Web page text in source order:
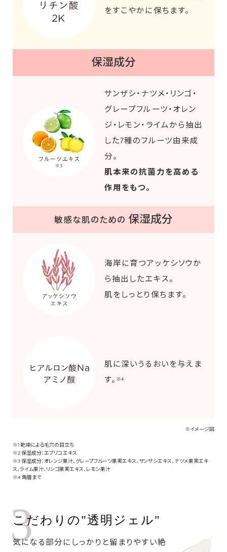
をすこやかに保ちます。
保湿成分
サンザシ・ナツメ・リンゴ・
グレープフルーツ・オレン
ジ・レモン・ライムから抽出
した7種のフルーツ由来成
分。
肌本来の抗菌力を高める
作用をもつ。
敏感な肌のための 保湿成分
海岸に育つアッケシソウか
ら抽出したエキス。
肌をしっとり保ちます。
肌に深いうるおいを与えま
す。 ※4
※イメージ図
※1 乾燥による毛穴の目立ち
※2 保湿成分：エブリコエキス
※3 保湿成分：オレンジ果汁、グレープフルーツ果実エキス、サンザシエキス、ナツメ果実エキ
ス、ライム果汁、リンゴ果実エキス、レモン果汁
※4 角層まで
3
こだわりの"透明ジェル"
気になる部分にしっかりと留まりやすい絶